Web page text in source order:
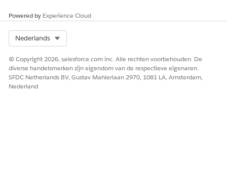
ZIE OOK:
Help van Salesforce: Taken automatiseren met stromen
Help van Salesforce: Aanpassen wat er gebeurt wanneer
een stroom mislukt
Powered by Experience Cloud
Nederlands
© Copyright 2026, salesforce.com inc. Alle rechten voorbehouden. De
diverse handelsmerken zijn eigendom van de respectieve eigenaren.
SFDC Netherlands BV, Gustav Mahlerlaan 2970, 1081 LA, Amsterdam,
Nederland